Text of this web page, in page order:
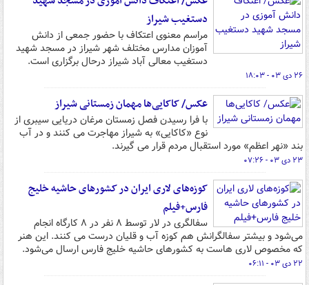
دستغیب شیراز
مراسم معنوی اعتکاف با حضور جمعی از دانش
آموزان مدارس مختلف شهر شیراز در مسجد شهید
دستغیب معالی آباد شیراز درحال برگزاری است.
۲۶ دی ۰۳ - ۱۸:۰۳
عکس/ کاکایی‌ها مهمان زمستانی شیراز
با فرا رسیدن فصل زمستان مرغان دریایی سیبری از
نوع «کاکایی» به شیراز مهاجرت می کنند و در آب
بند «نهر اعظم» مورد استقبال مردم قرار می گیرند.
۲۳ دی ۰۳ - ۰۷:۲۶
کوزه‌های لاری ایران در کشورهای حاشیه خلیج
فارس+فیلم
سفالگری در لار توسط ۸ نفر در ۸ کارگاه انجام
می‌شود و بیشتر سفالگرانش هم کوزه آب و قلیان درست می کنند. این هنر
که مخصوص لاری هاست به کشورهای حاشیه خلیج فارس ارسال می‌شود.
۲۲ دی ۰۳ - ۰۶:۱۱